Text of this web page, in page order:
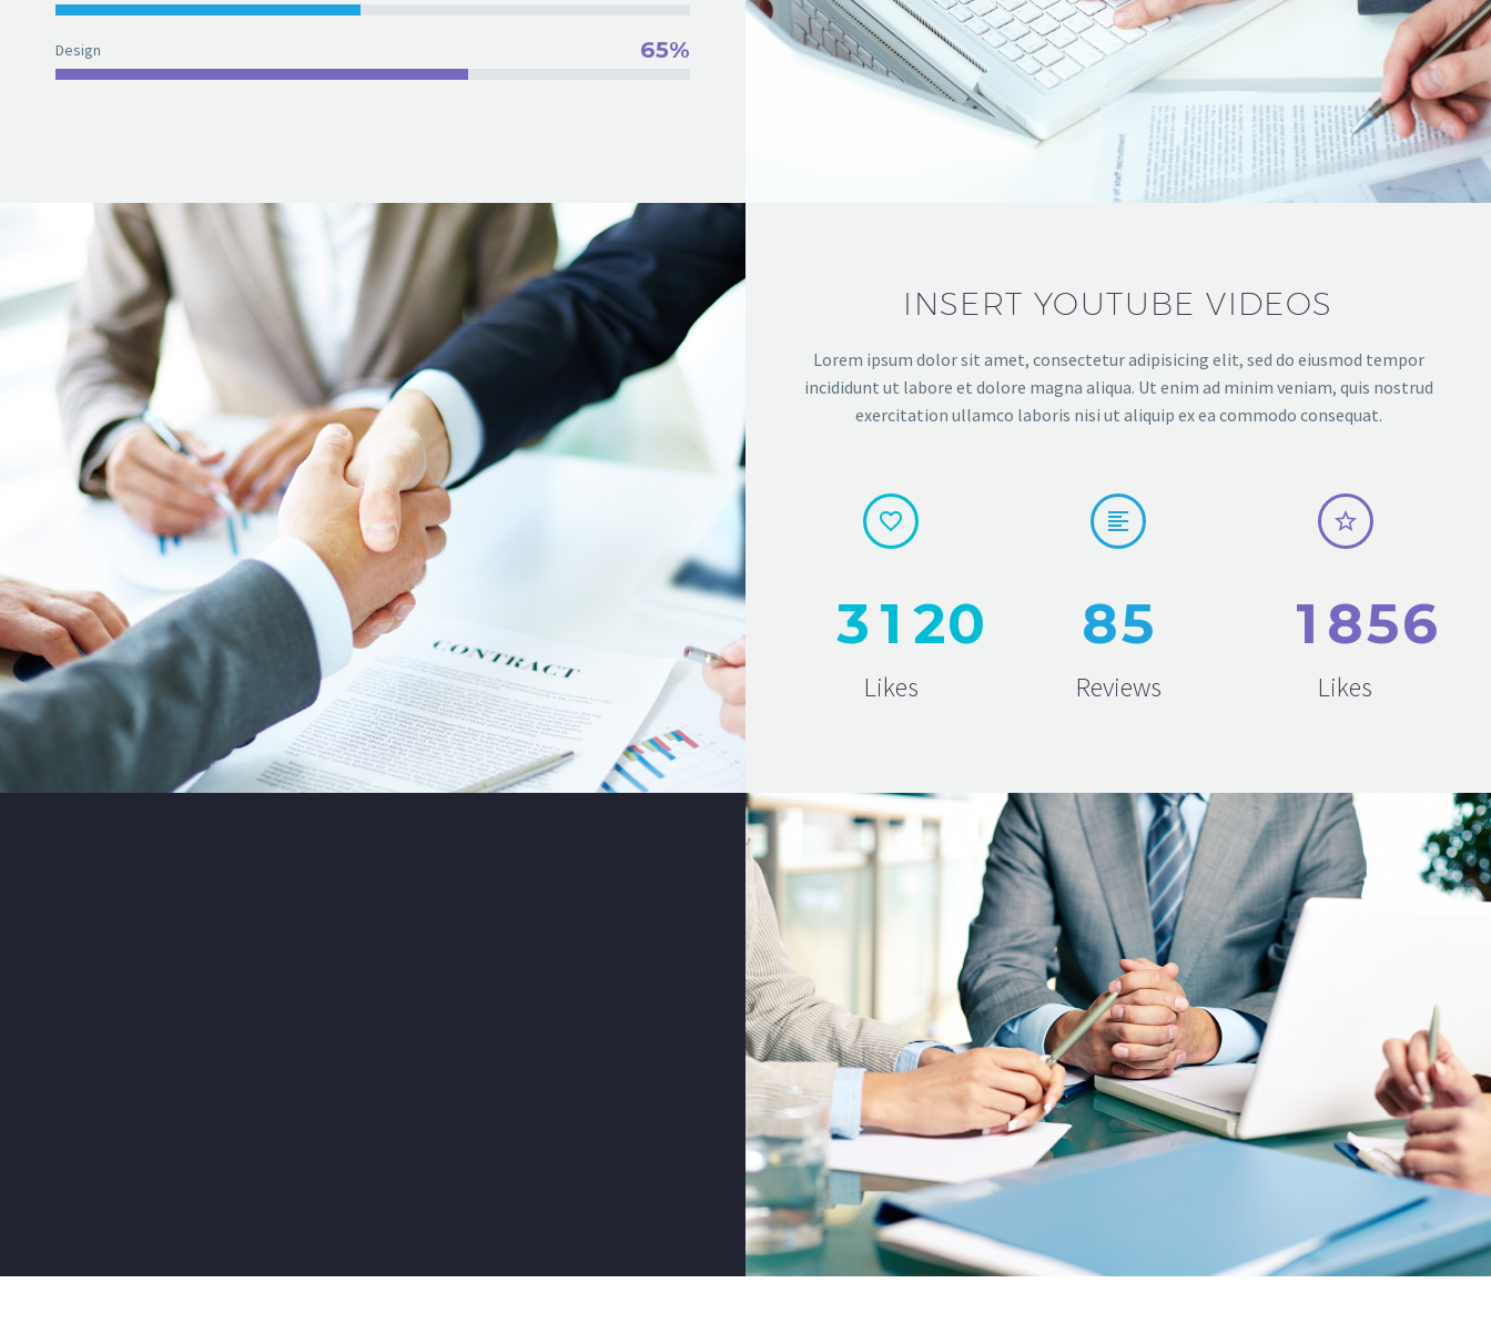
Design 65%
INSERT YOUTUBE VIDEOS
Lorem ipsum dolor sit amet, consectetur adipisicing elit, sed do eiusmod tempor
incididunt ut labore et dolore magna aliqua. Ut enim ad minim veniam, quis nostrud
exercitation ullamco laboris nisi ut aliquip ex ea commodo consequat.


31 20
Likes


85
Reviews


1 856
Likes